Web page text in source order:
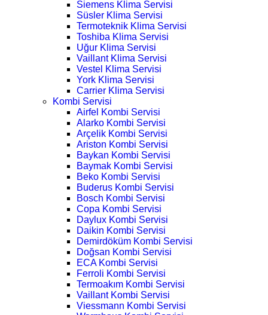
Siemens Klima Servisi
Süsler Klima Servisi
Termoteknik Klima Servisi
Toshiba Klima Servisi
Uğur Klima Servisi
Vaillant Klima Servisi
Vestel Klima Servisi
York Klima Servisi
Carrier Klima Servisi
Kombi Servisi
Airfel Kombi Servisi
Alarko Kombi Servisi
Arçelik Kombi Servisi
Ariston Kombi Servisi
Baykan Kombi Servisi
Baymak Kombi Servisi
Beko Kombi Servisi
Buderus Kombi Servisi
Bosch Kombi Servisi
Copa Kombi Servisi
Daylux Kombi Servisi
Daikin Kombi Servisi
Demirdöküm Kombi Servisi
Doğsan Kombi Servisi
ECA Kombi Servisi
Ferroli Kombi Servisi
Termoakım Kombi Servisi
Vaillant Kombi Servisi
Viessmann Kombi Servisi